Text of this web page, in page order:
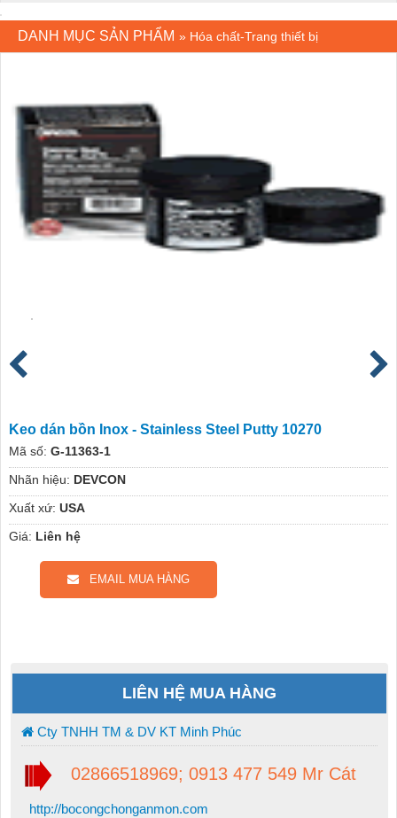
DANH MỤC SẢN PHẨM » Hóa chất-Trang thiết bị
Keo dán bồn Inox - Stainless Steel Putty 10270
Mã số: G-11363-1
Nhãn hiệu: DEVCON
Xuất xứ: USA
Giá: Liên hệ
EMAIL MUA HÀNG
LIÊN HỆ MUA HÀNG
Cty TNHH TM & DV KT Minh Phúc
02866518969; 0913 477 549 Mr Cát
http://bocongchonganmon.com